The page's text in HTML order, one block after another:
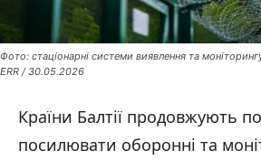
Фото: стаціонарні системи виявлення та
ERR / 30.05.2026
Країни Балтії продовжують
посилювати оборонні та